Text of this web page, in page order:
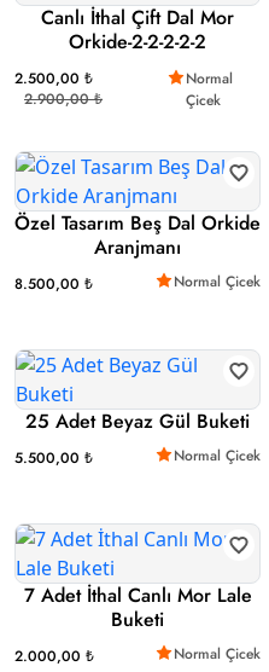
Canlı İthal Çift Dal Mor
Orkide-2-2-2-2-2
2.500,00 ₺
2.900,00 ₺
Normal
Çicek
Özel Tasarım Beş Dal Orkide
Aranjmanı
8.500,00 ₺ Normal Çicek
25 Adet Beyaz Gül Buketi
5.500,00 ₺ Normal Çicek
7 Adet İthal Canlı Mor Lale
Buketi
2.000,00 ₺ Normal Çicek